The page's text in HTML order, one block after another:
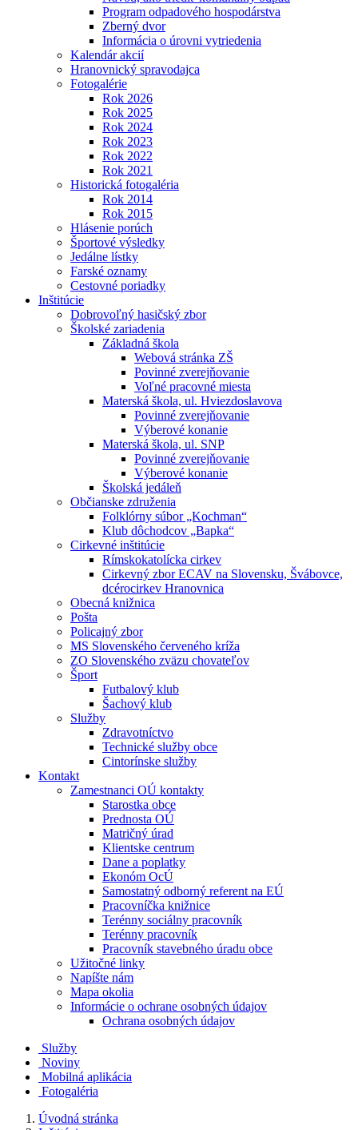
Program odpadového hospodárstva
Zberný dvor
Informácia o úrovni vytriedenia
Kalendár akcií
Hranovnický spravodajca
Fotogalérie
Rok 2026
Rok 2025
Rok 2024
Rok 2023
Rok 2022
Rok 2021
Historická fotogaléria
Rok 2014
Rok 2015
Hlásenie porúch
Športové výsledky
Jedálne lístky
Farské oznamy
Cestovné poriadky
Inštitúcie
Dobrovoľný hasičský zbor
Školské zariadenia
Základná škola
Webová stránka ZŠ
Povinné zverejňovanie
Voľné pracovné miesta
Materská škola, ul. Hviezdoslavova
Povinné zverejňovanie
Výberové konanie
Materská škola, ul. SNP
Povinné zverejňovanie
Výberové konanie
Školská jedáleň
Občianske združenia
Folklórny súbor „Kochman“
Klub dôchodcov „Bapka“
Cirkevné inštitúcie
Rímskokatolícka cirkev
Cirkevný zbor ECAV na Slovensku, Švábovce,
dcérocirkev Hranovnica
Obecná knižnica
Pošta
Policajný zbor
MS Slovenského červeného kríža
ZO Slovenského zväzu chovateľov
Šport
Futbalový klub
Šachový klub
Služby
Zdravotníctvo
Technické služby obce
Cintorínske služby
Kontakt
Zamestnanci OÚ kontakty
Starostka obce
Prednosta OÚ
Matričný úrad
Klientske centrum
Dane a poplatky
Ekonóm OcÚ
Samostatný odborný referent na EÚ
Pracovníčka knižnice
Terénny sociálny pracovník
Terénny pracovník
Pracovník stavebného úradu obce
Užitočné linky
Napíšte nám
Mapa okolia
Informácie o ochrane osobných údajov
Ochrana osobných údajov
Služby
Noviny
Mobilná aplikácia
Fotogaléria
Úvodná stránka